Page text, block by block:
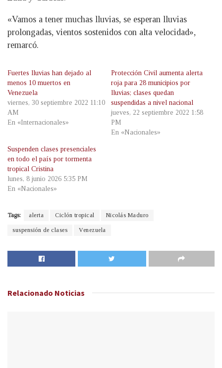
«Vamos a tener muchas lluvias, se esperan lluvias
prolongadas, vientos sostenidos con alta velocidad»,
remarcó.
Fuertes lluvias han dejado al
menos 10 muertos en
Venezuela
viernes, 30 septiembre 2022 11:10
AM
En «Internacionales»
Protección Civil aumenta alerta
roja para 28 municipios por
lluvias; clases quedan
suspendidas a nivel nacional
jueves, 22 septiembre 2022 1:58
PM
En «Nacionales»
Suspenden clases presenciales
en todo el país por tormenta
tropical Cristina
lunes, 8 junio 2026 5:35 PM
En «Nacionales»
Tags: alerta Ciclón tropical Nicolás Maduro
suspensión de clases Venezuela
Relacionado Noticias